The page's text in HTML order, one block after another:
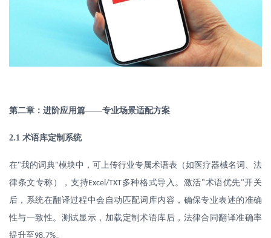
第二章：进阶应用篇——专业场景适配方案
2.1 术语库定制系统
在"我的词典"模块中，可上传行业专属术语表（如医疗器械名词、法
律条文专称），支持Excel/TXT多种格式导入。激活"术语优先"开关
后，系统在翻译过程中会自动匹配词库内容，确保专业表述的准确
性与一致性。测试显示，加载定制术语库后，法律合同翻译准确率
提升至 98.7%。